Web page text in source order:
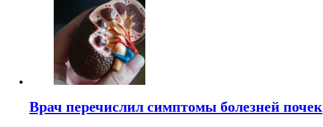
Врач перечислил симптомы болезней почек